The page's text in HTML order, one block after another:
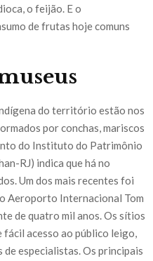
o feijão. E o
de frutas hoje comuns
do território estão nos
por conchas, mariscos
do Instituto do Patrimônio
RJ) indica que há no
Um dos mais recentes foi
Aeroporto Internacional Tom
de quatro mil anos. Os sítios
acesso ao público leigo,
especialistas. Os principais